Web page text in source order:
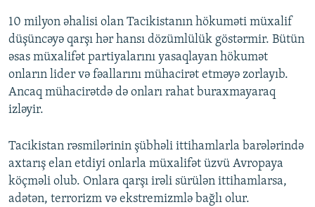
10 milyon əhalisi olan Tacikistanın hökuməti müxalif
düşüncəyə qarşı hər hansı dözümlülük göstərmir. Bütün
əsas müxalifət partiyalarını yasaqlayan hökumət
onların lider və fəallarını mühacirət etməyə zorlayıb.
Ancaq mühacirətdə də onları rahat buraxmayaraq
izləyir.
Tacikistan rəsmilərinin şübhəli ittihamlarla barələrində
axtarış elan etdiyi onlarla müxalifət üzvü Avropaya
köçməli olub. Onlara qarşı irəli sürülən ittihamlarsa,
adətən, terrorizm və ekstremizmlə bağlı olur.